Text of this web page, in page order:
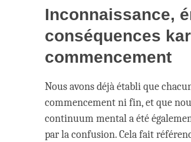
Inconnaissance,
conséquences
commencement
Nous avons déjà établi que
commencement ni fin, et que
continuum mental a été
par la confusion. Cela fait